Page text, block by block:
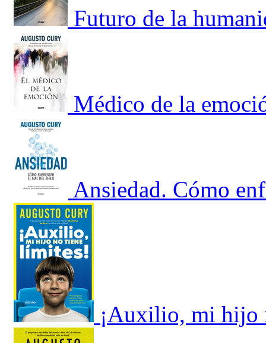
Futuro de la
Médico de la
Ansiedad. Cómo
¡Auxilio, mi hijo